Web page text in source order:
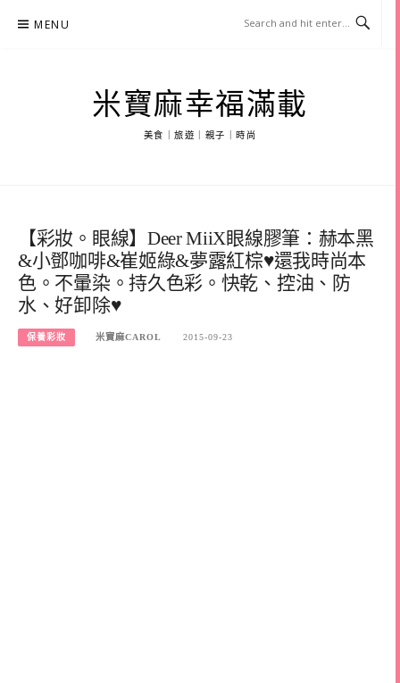
MENU
米寶麻幸福滿載
美食｜旅遊｜親子｜時尚
【彩妝。眼線】Deer MiiX眼線膠筆：赫本黑
&小鄧咖啡&崔姬綠&夢露紅棕♥還我時尚本
色。不暈染。持久色彩。快乾、控油、防
水、好卸除♥
保養彩妝 米寶麻CAROL 2015-09-23